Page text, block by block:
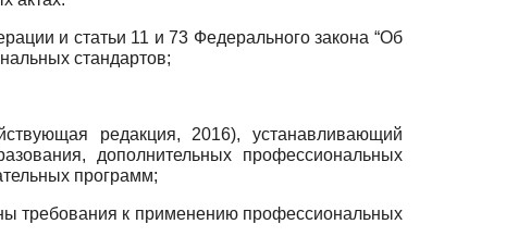
и статьи 11 и 73 Федерального закона “Об
стандартов;
редакция, 2016),устанавливающий
дополнительных профессиональных
программ;
требования к применению профессиональных